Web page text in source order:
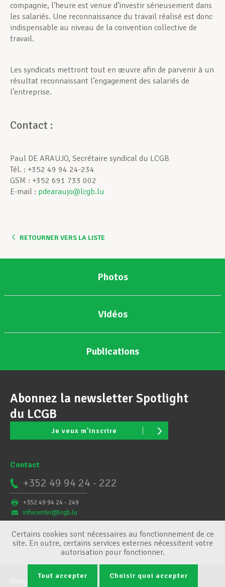
compagnie, l’heure est venue d’investir sérieusement dans
les salariés. Une reconnaissance du travail réalisé est donc
indispensable au niveau de la convention collective de
travail.
Les syndicats mettront tout en œuvre afin de parvenir à un
résultat reconnaissant l’engagement des salariés de
l’entreprise.
Contact :
Paul DE ARAUJO, Secrétaire syndical du LCGB
Tél. : +352 49 94 24-234
GSM : +352 691 733 002
E-mail : pdearaujo@lcgb.lu
RETOURNER VERS LA LISTE
Photos
Vidéos
Publications
Abonnez la newsletter Spotlight
du LCGB
Je veux m'inscrire
Contact
+352 49 94 24 - 222
+352 49 94 24 - 249
infocenter@lcgb.lu
Conditions générales Gestion des cookies
Certains cookies sont nécessaires au fonctionnement de ce
site. En outre, certains services externes nécessitent votre
autorisation pour fonctionner.
Tout accepter Choisir quoi accepter